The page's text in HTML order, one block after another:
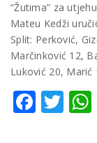
“Žutima” za
Mateu Kedži
Split: Perković,
Marčinković 12,
Luković 20, Marić